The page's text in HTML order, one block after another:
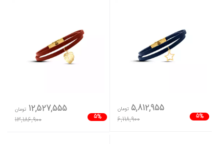
5%
5,812,955 تومان
6,118,900
5%
12,527,555 تومان
13,186,900